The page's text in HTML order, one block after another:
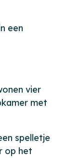
een
vier
met
spelletje
op het